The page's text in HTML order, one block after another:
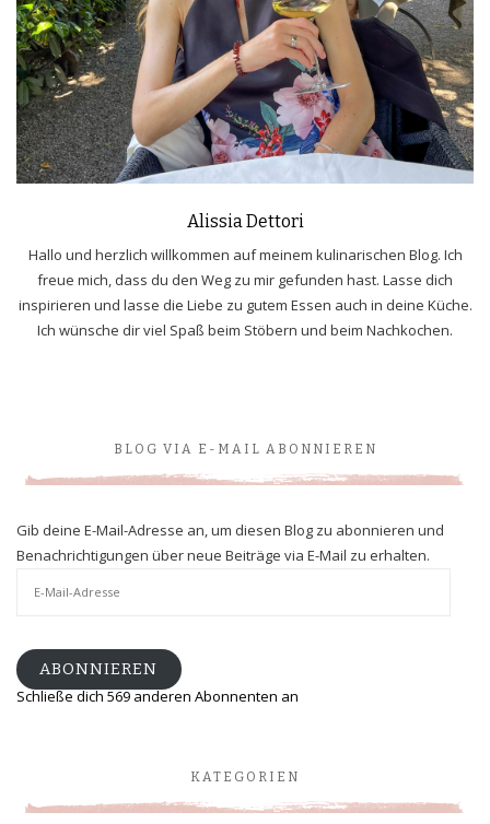
Alissia Dettori
Hallo und herzlich willkommen auf meinem kulinarischen Blog. Ich
freue mich, dass du den Weg zu mir gefunden hast. Lasse dich
inspirieren und lasse die Liebe zu gutem Essen auch in deine Küche.
Ich wünsche dir viel Spaß beim Stöbern und beim Nachkochen.
BLOG VIA E-MAIL ABONNIEREN
Gib deine E-Mail-Adresse an, um diesen Blog zu abonnieren und
Benachrichtigungen über neue Beiträge via E-Mail zu erhalten.
ABONNIEREN
Schließe dich 569 anderen Abonnenten an
KATEGORIEN